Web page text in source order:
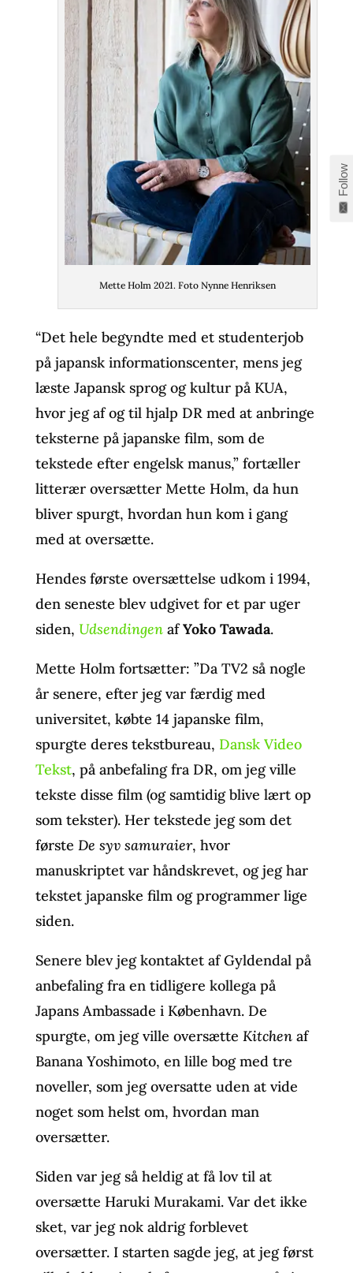
Mette Holm 2021. Foto Nynne Henriksen
“Det hele begyndte med et studenterjob
på japansk informationscenter, mens jeg
læste Japansk sprog og kultur på KUA,
hvor jeg af og til hjalp DR med at anbringe
teksterne på japanske film, som de
tekstede efter engelsk manus,” fortæller
litterær oversætter Mette Holm, da hun
bliver spurgt, hvordan hun kom i gang
med at oversætte.
Hendes første oversættelse udkom i 1994,
den seneste blev udgivet for et par uger
siden, UdsendingenafYoko Tawada.
Mette Holm fortsætter: ”Da TV2 så nogle
år senere, efter jeg var færdig med
universitet, købte 14 japanske film,
spurgte deres tekstbureau, Dansk Video
Tekst, på anbefaling fra DR, om jeg ville
tekste disse film (og samtidig blive lært op
som tekster). Her tekstede jeg som det
første De syv samuraier, hvor
manuskriptet var håndskrevet, og jeg har
tekstet japanske film og programmer lige
siden.
Senere blev jeg kontaktet af Gyldendal på
anbefaling fra en tidligere kollega på
Japans Ambassade i København. De
spurgte, om jeg ville oversætte Kitchenaf
Banana Yoshimoto, en lille bog med tre
noveller, som jeg oversatte uden at vide
noget som helst om, hvordan man
oversætter.
Siden var jeg så heldig at få lov til at
oversætte Haruki Murakami. Var det ikke
sket, var jeg nok aldrig forblevet
oversætter. I starten sagde jeg, at jeg først
Follow